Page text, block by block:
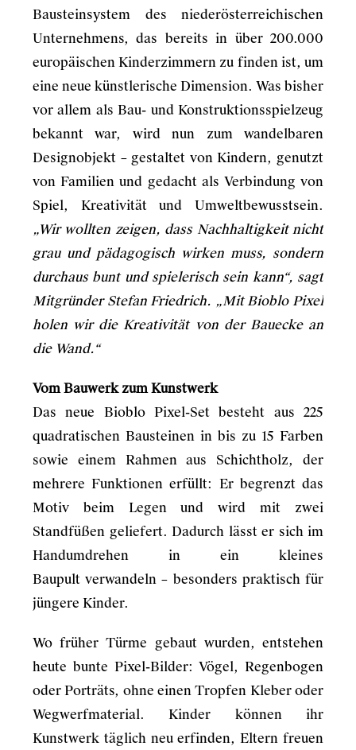
Bausteinsystem des niederösterreichischen
Unternehmens, das bereits in über 200.000
europäischen Kinderzimmern zu finden ist, um
eine neue künstlerische Dimension. Was bisher
vor allem als Bau- und Konstruktionsspielzeug
bekannt war, wird nun zum wandelbaren
Designobjekt – gestaltet von Kindern, genutzt
von Familien und gedacht als Verbindung von
Spiel, Kreativität und Umweltbewusstsein.
„Wir wollten zeigen, dass Nachhaltigkeit nicht
grau und pädagogisch wirken muss, sondern
durchaus bunt und spielerisch sein kann“, sagt
Mitgründer Stefan Friedrich. „Mit Bioblo Pixel
holen wir die Kreativität von der Bauecke an
die Wand.“
Vom Bauwerk zum Kunstwerk
Das neue Bioblo Pixel-Set besteht aus 225
quadratischen Bausteinen in bis zu 15 Farben
sowie einem Rahmen aus Schichtholz, der
mehrere Funktionen erfüllt: Er begrenzt das
Motiv beim Legen und wird mit zwei
Standfüßen geliefert. Dadurch lässt er sich im
Handumdrehen in ein kleines
Baupult verwandeln – besonders praktisch für
jüngere Kinder.
Wo früher Türme gebaut wurden, entstehen
heute bunte Pixel-Bilder: Vögel, Regenbogen
oder Porträts, ohne einen Tropfen Kleber oder
Wegwerfmaterial. Kinder können ihr
Kunstwerk täglich neu erfinden, Eltern freuen